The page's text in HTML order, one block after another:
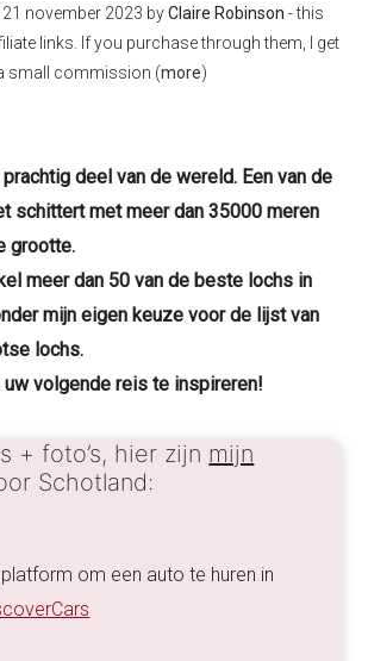
21 november 2023 byClaire Robinson - this
links. If you purchase through them, I get
small commission (more)
deel van de wereld. Een van de
schittert met meer dan 35000 meren
grootte.
meer dan 50 van de beste lochs in
mijn eigen keuze voor de lijst van
lochs.
uw volgende reis te inspireren!
+ foto’s, hier zijn mijn
Schotland:
om een auto te huren in